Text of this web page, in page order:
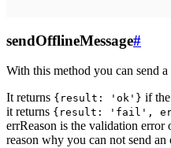
sendOfflineMessage#
With this method you can send
It returns {result: 'ok'} if
it returns {result: 'fail',
errReason is the validation error
reason why you can not send an